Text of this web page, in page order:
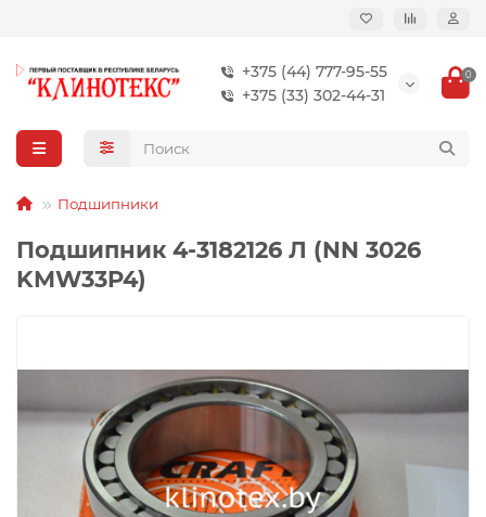
+375 (44) 777-95-55
+375 (33) 302-44-31
0
Подшипники
Подшипник 4-3182126 Л (NN 3026
KMW33P4)